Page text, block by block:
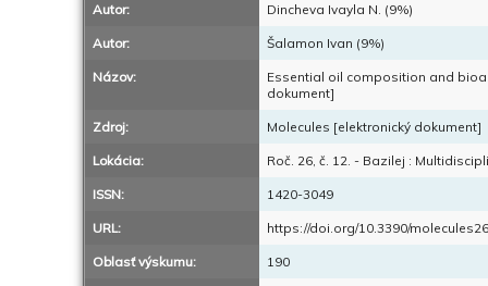
Autor: Dincheva Ivayla N. (9%)
Autor: Šalamon Ivan (9%)
Názov:
Essential oil composition and
dokument]
Zdroj: Molecules [elektronický dokument]
Lokácia: Roč. 26, č. 12. - Bazilej :
ISSN: 1420-3049
URL: https://doi.org/10.3390/
Oblasť výskumu: 190